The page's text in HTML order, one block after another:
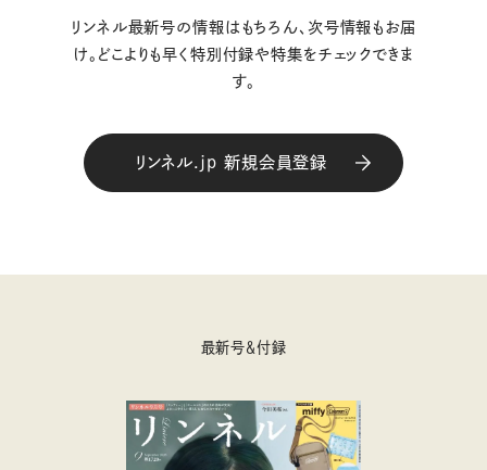
リンネル最新号の情報はもちろん、次号情報もお届
け。どこよりも早く特別付録や特集をチェックできま
す。
リンネル.jp 新規会員登録
最新号＆付録